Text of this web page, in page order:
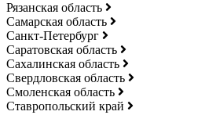
Рязанская область
Самарская область
Санкт-Петербург
Саратовская область
Сахалинская область
Свердловская область
Смоленская область
Ставропольский край